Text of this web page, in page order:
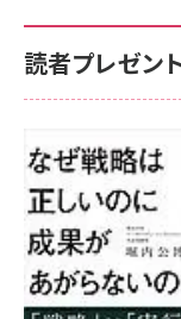
読者プレゼント
成果
があが
マーケ
8月7日